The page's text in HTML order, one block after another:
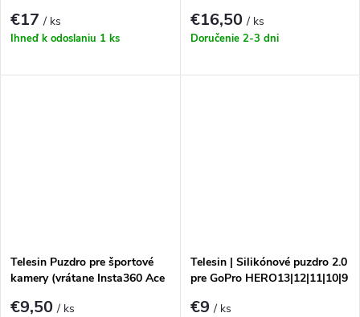
€17/ ks
Ihneď k odoslaniu 1 ks
€16,50/ ks
Doručenie 2-3 dni
Telesin Puzdro pre športové
kamery (vrátane Insta360 Ace
13)
€9,50/ ks
Telesin | Silikónové puzdro 2.0
pre GoPro HERO13|12|11|10|9
€9/ ks